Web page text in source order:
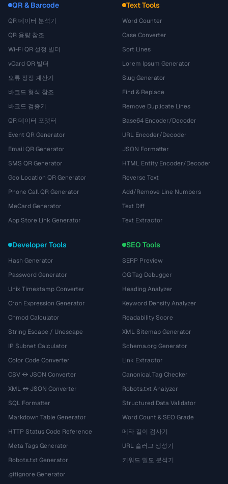
QR & Barcode
QR 데이터 분석기
QR 용량 참조
Wi-Fi QR 설정 빌더
vCard QR 빌더
오류 정정 계산기
바코드 형식 참조
바코드 검증기
QR 데이터 포맷터
Event QR Generator
Email QR Generator
SMS QR Generator
Geo Location QR Generator
Phone Call QR Generator
MeCard Generator
App Store Link Generator
Text Tools
Word Counter
Case Converter
Sort Lines
Lorem Ipsum Generator
Slug Generator
Find & Replace
Remove Duplicate Lines
Base64 Encoder/Decoder
URL Encoder/Decoder
JSON Formatter
HTML Entity Encoder/Decoder
Reverse Text
Add/Remove Line Numbers
Text Diff
Text Extractor
Developer Tools
Hash Generator
Password Generator
Unix Timestamp Converter
Cron Expression Generator
Chmod Calculator
String Escape / Unescape
IP Subnet Calculator
Color Code Converter
CSV ↔ JSON Converter
XML ↔ JSON Converter
SQL Formatter
Markdown Table Generator
HTTP Status Code Reference
Meta Tags Generator
Robots.txt Generator
.gitignore Generator
SEO Tools
SERP Preview
OG Tag Debugger
Heading Analyzer
Keyword Density Analyzer
Readability Score
XML Sitemap Generator
Schema.org Generator
Link Extractor
Canonical Tag Checker
Robots.txt Analyzer
Structured Data Validator
Word Count & SEO Grade
메타 길이 검사기
URL 슬러그 생성기
키워드 밀도 분석기